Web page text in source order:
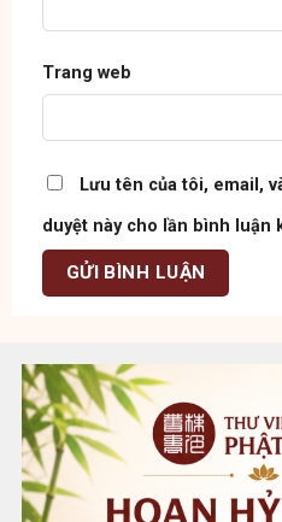
Trang web
Lưu tên của tôi, email,
duyệt này cho lần bình luận